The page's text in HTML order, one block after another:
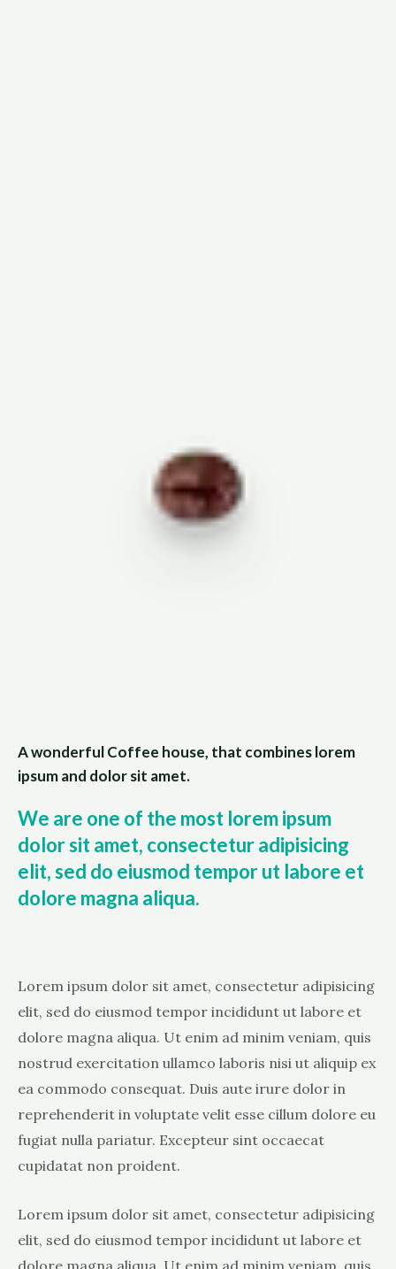
A wonderful Coffee house, that combines lorem
ipsum and dolor sit amet.
We are one of the most lorem ipsum
dolor sit amet, consectetur adipisicing
elit, sed do eiusmod tempor ut labore et
dolore magna aliqua.
Lorem ipsum dolor sit amet, consectetur adipisicing
elit, sed do eiusmod tempor incididunt ut labore et
dolore magna aliqua. Ut enim ad minim veniam, quis
nostrud exercitation ullamco laboris nisi ut aliquip ex
ea commodo consequat. Duis aute irure dolor in
reprehenderit in voluptate velit esse cillum dolore eu
fugiat nulla pariatur. Excepteur sint occaecat
cupidatat non proident.
Lorem ipsum dolor sit amet, consectetur adipisicing
elit, sed do eiusmod tempor incididunt ut labore et
dolore magna aliqua. Ut enim ad minim veniam, quis